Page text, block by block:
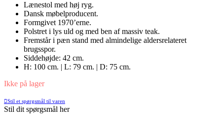
Lænestol med høj ryg.
Dansk møbelproducent.
Formgivet 1970’erne.
Polstret i lys uld og med ben af massiv teak.
Fremstår i pæn stand med almindelige aldersrelateret
brugsspor.
Siddehøjde: 42 cm.
H: 100 cm. | L: 79 cm. | D: 75 cm.
Ikke på lager
Stil et spørgsmål til varen
Stil dit spørgsmål her